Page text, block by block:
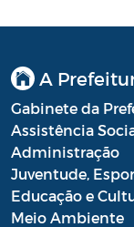
Processo
A
Gabinete da
Assistência
Administração
Juventude,
Educação e
Meio Ambiente